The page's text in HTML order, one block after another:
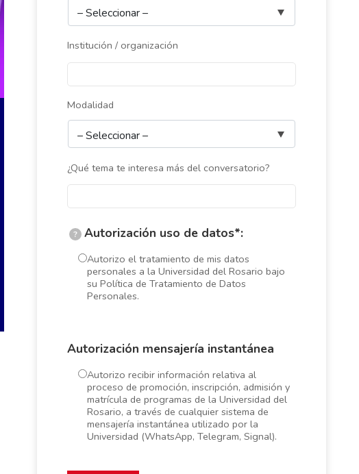
Institución / organización
Modalidad
¿Qué tema te interesa más del conversatorio?
? Autorización uso de datos*:
Autorizo el tratamiento de mis datos
personales a la Universidad del Rosario bajo
su Política de Tratamiento de Datos
Personales.
Autorización mensajería instantánea
Autorizo recibir información relativa al
proceso de promoción, inscripción, admisión y
matrícula de programas de la Universidad del
Rosario, a través de cualquier sistema de
mensajería instantánea utilizado por la
Universidad (WhatsApp, Telegram, Signal).